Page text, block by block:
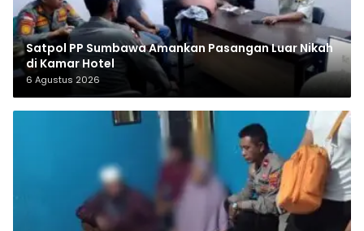
Satpol PP Sumbawa Amankan Pasangan Luar Nikah
di Kamar Hotel
6 Agustus 2026